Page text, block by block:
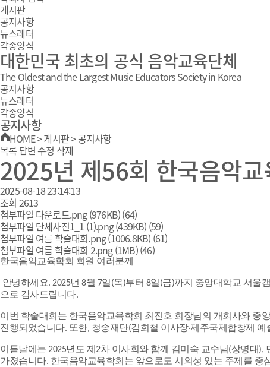
게시판
공지사항
뉴스레터
각종양식
대한민국 최초의 공식 음악교육단체
The Oldest and the Largest Music Educators Society in Korea
공지사항
뉴스레터
각종양식
공지사항
HOME>게시판>공지사항
목록 답변 수정 삭제
2025년 제56회 한국음악
2025-08-18 23:14:13
조회 2613
첨부파일 다운로드.png(976KB)(64)
첨부파일 단체사진1_1 (1).png(439KB) (59)
첨부파일 여름 학술대회.png(1006.8KB) (61)
첨부파일 여름 학술대회 2.png(1MB)(46)
한국음악교육학회 회원 여러분께
안녕하세요. 2025년 8월 7일(목)부터 8일(금)까지 중앙대학교 서울
으로 감사드립니다.
이번 학술대회는 한국음악교육학회 최진호 회장님의 개회사와 중
진행되었습니다. 또한, 청송재단(김희철 이사장·제주국제합창제
이튿날에는 2025년도 제2차 이사회와 함께 김미숙 교수님(상명대
가졌습니다. 한국음악교육학회는 앞으로도 시의성 있는 주제를